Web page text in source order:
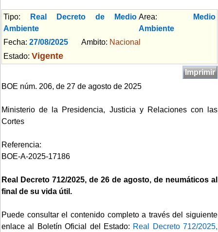
Tipo:
Real Decreto de Medio
Ambiente
Area:
Medio
Ambiente
Fecha: 27/08/2025 Ambito: Nacional
Estado: Vigente
Imprimir
BOE núm. 206, de 27 de agosto de 2025
Ministerio de la Presidencia, Justicia y Relaciones con las
Cortes
Referencia:
BOE-A-2025-17186
Real Decreto 712/2025, de 26 de agosto, de neumáticos al
final de su vida útil.
Puede consultar el contenido completo a través del siguiente
enlace al Boletín Oficial del Estado: Real Decreto 712/2025,